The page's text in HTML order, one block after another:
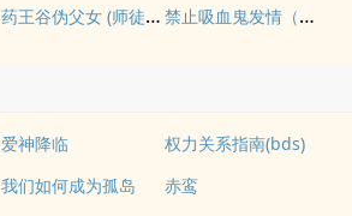
药王谷伪父女 (师徒养成) 禁止吸血鬼发情（姐狗高H 1v1）
爱神降临
权力关系指南(bds)
我们如何成为孤岛 赤鸾